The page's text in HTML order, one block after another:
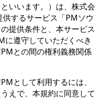
いいます。）は、株式会
するサービス「PMソウ
提供条件と、本サービス
に遵守していただくべき
との間の権利義務関係
として利用するには、
えで、本規約に同意して